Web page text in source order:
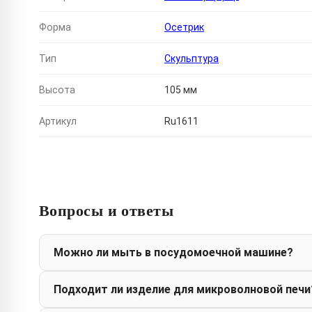
Форма Осетрик
Тип Скульптура
Высота 105 мм
Артикул Ru1611
Вопросы и ответы
Можно ли мыть в посудомоечной машине?
Подходит ли изделие для микроволновой